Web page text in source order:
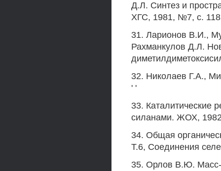
Д.Л. Синтез и
ХГС, 1981, №7, с.
31. Ларионов В.И.,
Рахманкулов Д.Л.
32. Николаев Г.А.,
' '
33. Каталитические
силанами. ЖОХ,
34. Общая
Т.6, Соединения
35. Орлов В.Ю. Масс-